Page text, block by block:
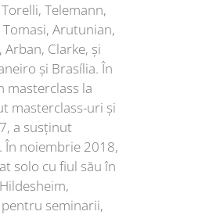
Telemann,
Arutunian,
Arban, Clarke, și
și Brasília. În
masterclass la
masterclass-uri și
a susținut
În noiembrie 2018,
solo cu fiul său în
pentru seminarii,